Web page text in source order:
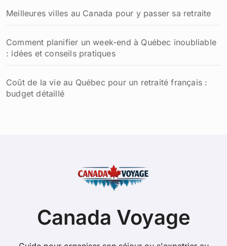
Meilleures villes au Canada pour y passer sa retraite
Comment planifier un week-end à Québec inoubliable
: idées et conseils pratiques
Coût de la vie au Québec pour un retraité français :
budget détaillé
Canada Voyage